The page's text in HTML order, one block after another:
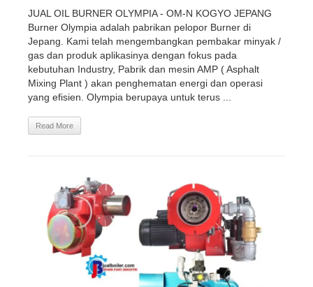
JUAL OIL BURNER OLYMPIA - OM-N KOGYO JEPANG
Burner Olympia adalah pabrikan pelopor Burner di
Jepang. Kami telah mengembangkan pembakar minyak /
gas dan produk aplikasinya dengan fokus pada
kebutuhan Industry, Pabrik dan mesin AMP ( Asphalt
Mixing Plant ) akan penghematan energi dan operasi
yang efisien. Olympia berupaya untuk terus ...
Read More